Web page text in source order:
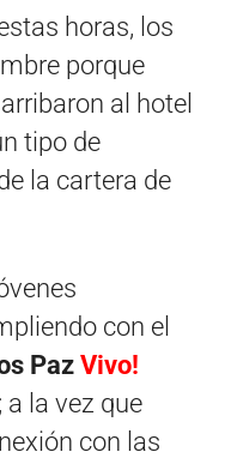
horas, los
porque
al hotel
tipo de
la cartera de
con el
Paz Vivo!
la vez que
con las